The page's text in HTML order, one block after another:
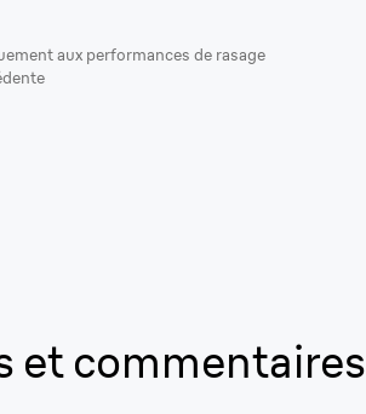
aux performances de rasage
et commentaires